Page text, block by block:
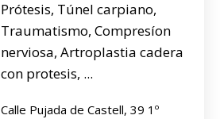
Prótesis, Túnel carpiano,
Traumatismo, Compresíon
nerviosa, Artroplastia cadera
con protesis, ...
Calle Pujada de Castell, 39 1º